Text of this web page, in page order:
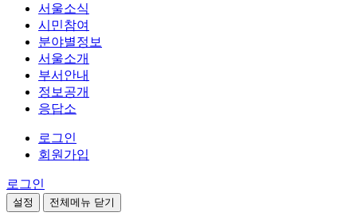
서울소식
시민참여
분야별정보
서울소개
부서안내
정보공개
응답소
로그인
회원가입
로그인
설정 전체메뉴 닫기